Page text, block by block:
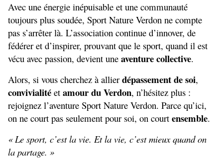
Avec une énergie inépuisable et une communauté
toujours plus soudée, Sport Nature Verdon ne compte
pas s’arrêter là. L’association continue d’innover, de
fédérer et d’inspirer, prouvant que le sport, quand il est
vécu avec passion, devient une aventure collective.
Alors, si vous cherchez à allier dépassement de soi
convivialité et amour du Verdon, n’hésitez plus :
rejoignez l’aventure Sport Nature Verdon. Parce qu’ici,
on ne court pas seulement pour soi, on court ensemble.
« Le sport, c’est la vie. Et la vie, c’est mieux quand on
la partage. »